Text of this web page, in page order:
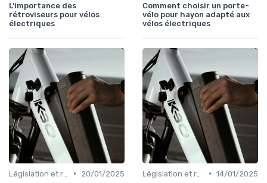
L'importance des
rétroviseurs pour vélos
électriques
Comment choisir un porte-
vélo pour hayon adapté aux
vélos électriques
•
20/01/2025
• 14/01/2025